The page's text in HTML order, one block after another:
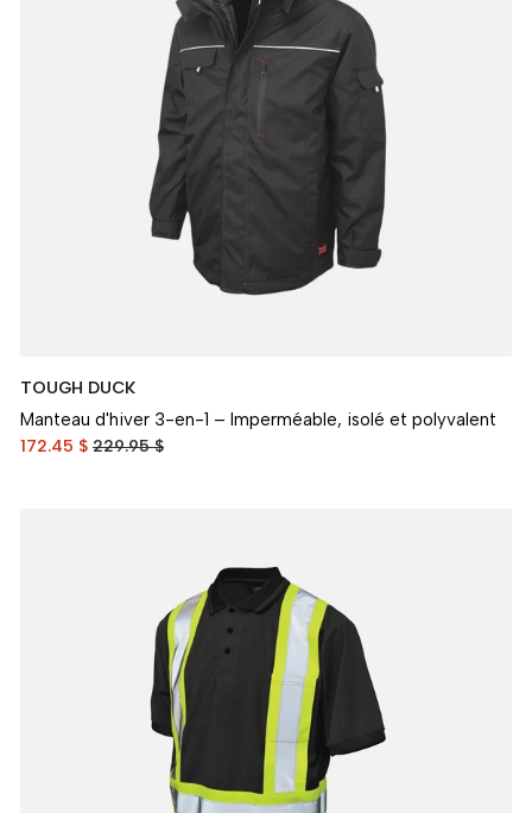
TOUGH DUCK
Manteau d'hiver 3-en-1 – Imperméable, isolé et polyvalent
172.45 $ 229.95 $